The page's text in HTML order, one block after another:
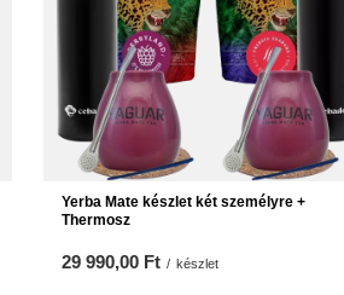
Yerba Mate készlet két személyre +
Thermosz
29 990,00 Ft / készlet